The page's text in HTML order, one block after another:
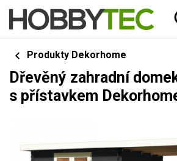
Produkty Dekorhome
Dřevěný zahradní
s přístavkem